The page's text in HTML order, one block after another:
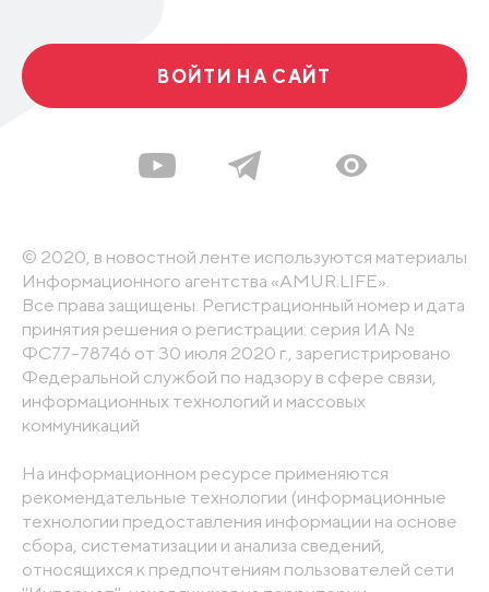
ВОЙТИ НА САЙТ
© 2020, в новостной ленте используются материалы
Информационного агентства «AMUR.LIFE».
Все права защищены. Регистрационный номер и дата
принятия решения о регистрации: серия ИА №
ФС77-78746 от 30 июля 2020 г., зарегистрировано
Федеральной службой по надзору в сфере связи,
информационных технологий и массовых
коммуникаций
На информационном ресурсе применяются
рекомендательные технологии (информационные
технологии предоставления информации на основе
сбора, систематизации и анализа сведений,
относящихся к предпочтениям пользователей сети